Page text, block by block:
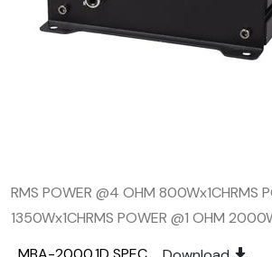
RMS POWER @4 OHM 800Wx1CHRMS
1350Wx1CHRMS POWER @1 OHM